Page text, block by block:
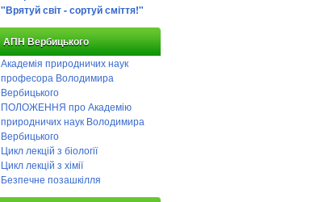
"Врятуй світ - сортуй сміття!"
АПН Вербицького
Академія природничих наук
професора Володимира
Вербицького
ПОЛОЖЕННЯ про Академію
природничих наук Володимира
Вербицького
Цикл лекцій з біології
Цикл лекцій з хімії
Безпечне позашкілля